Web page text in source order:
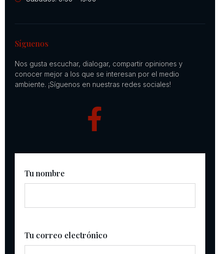
Síguenos
Nos gusta escuchar, dialogar, compartir opiniones y
conocer mejor a los que se interesan por el medio
ambiente. ¡Síguenos en nuestras redes sociales!
Tu nombre
Tu correo electrónico